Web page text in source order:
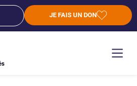
JE FAIS UN DON